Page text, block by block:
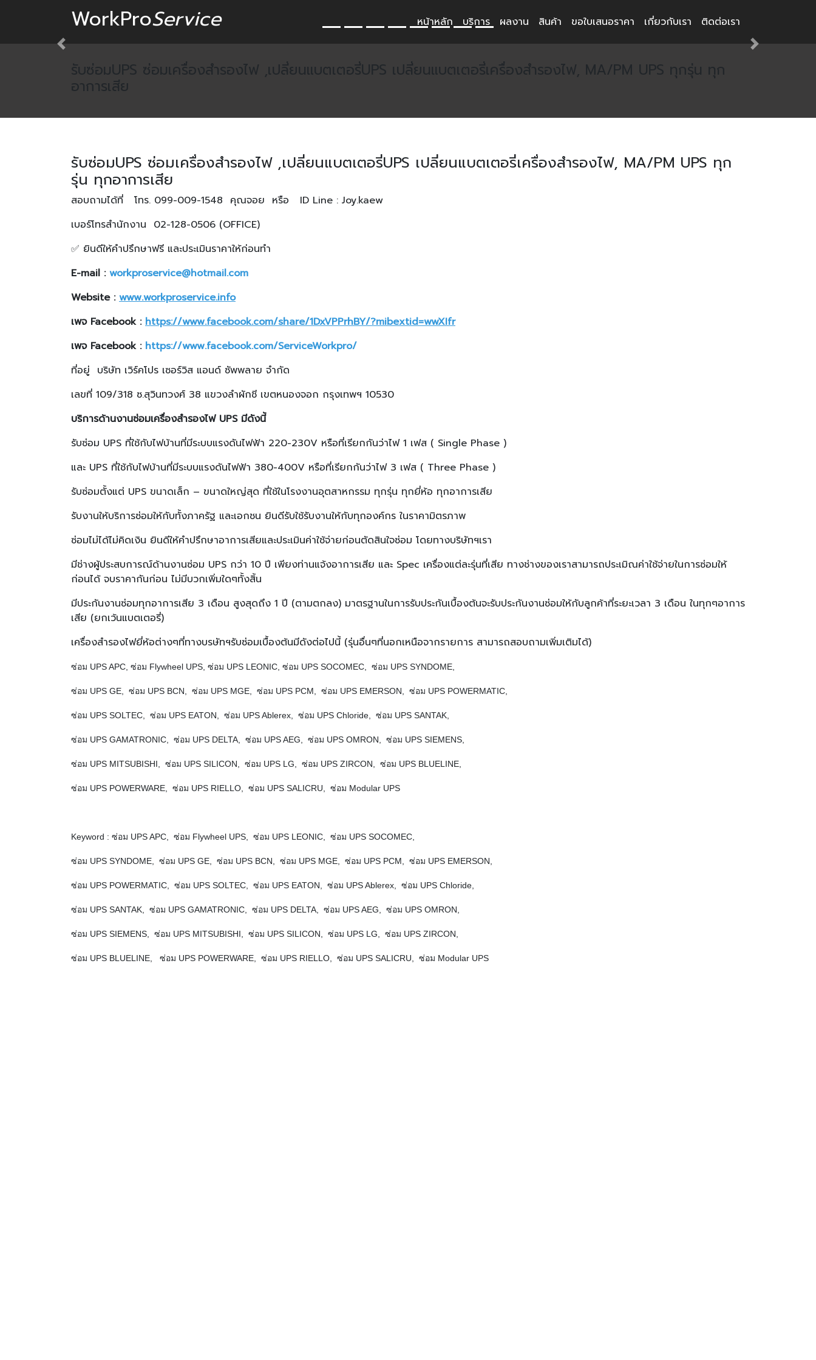
WorkProService หน้าหลัก บริการ ผลงาน สินค้า ขอใบเสนอราคา เกี่ยวกับเรา
ติดต่อเรา
Previous
Next
รับซ่อมUPS ซ่อมเครื่องสำรองไฟ ,เปลี่ยนแบตเตอรี่UPS เปลี่ยนแบตเตอรี่เครื่องสำรองไฟ, MA/PM UPS ทุกรุ่น ทุก
อาการเสีย
รับซ่อมUPS ซ่อมเครื่องสำรองไฟ ,เปลี่ยนแบตเตอรี่UPS เปลี่ยนแบตเตอรี่เครื่องสำรองไฟ, MA/PM UPS ทุก
รุ่น ทุกอาการเสีย
สอบถามได้ที่ โทร. 099-009-1548 คุณจอย หรือ ID Line : Joy.kaew
เบอร์โทรสำนักงาน 02-128-0506 (OFFICE)
✅ ยินดีให้คำปรึกษาฟรี และประเมินราคาให้ก่อนทำ
E-mail : workproservice@hotmail.com
Website : www.workproservice.info
เพจ Facebook : https://www.facebook.com/share/1DxVPPrhBY/?mibextid=wwXIfr
เพจFacebook : https://www.facebook.com/ServiceWorkpro/
ที่อยู่ บริษัท เวิร์คโปร เซอร์วิส แอนด์ ซัพพลาย จำกัด
เลขที่ 109/318 ซ.สุวินทวงศ์ 38 แขวงลำผักชี เขตหนองจอก กรุงเทพฯ 10530
บริการด้านงานซ่อมเครื่องสำรองไฟ UPS มีดังนี้
รับซ่อม UPS ที่ใช้กับไฟบ้านที่มีระบบแรงดันไฟฟ้า 220-230V หรือที่เรียกกันว่าไฟ 1 เฟส ( Single Phase )
และ UPS ที่ใช้กับไฟบ้านที่มีระบบแรงดันไฟฟ้า 380-400V หรือที่เรียกกันว่าไฟ 3 เฟส ( Three Phase )
รับซ่อมตั้งแต่ UPS ขนาดเล็ก – ขนาดใหญ่สุด ที่ใช้ในโรงงานอุตสาหกรรม ทุกรุ่น ทุกยี่ห้อ ทุกอาการเสีย
รับงานให้บริการซ่อมให้กับทั้งภาครัฐ และเอกชน ยินดีรับใช้รับงานให้กับทุกองค์กร ในราคามิตรภาพ
ซ่อมไม่ได้ไม่คิดเงิน ยินดีให้คำปรึกษาอาการเสียและประเมินค่าใช้จ่ายก่อนตัดสินใจซ่อม โดยทางบริษัทฯเรา
มีช่างผู้ประสบการณ์ด้านงานซ่อม UPS กว่า 10 ปี เพียงท่านแจ้งอาการเสีย และ Spec เครื่องแต่ละรุ่นที่เสีย ทางช่างของเราสามารถประเมิณค่าใช้จ่ายในการซ่อมให้
ก่อนได้ จบราคากันก่อน ไม่มีบวกเพิ่มใดๆทั้งสิ้น
มีประกันงานซ่อมทุกอาการเสีย 3 เดือน สูงสุดถึง 1 ปี (ตามตกลง) มาตรฐานในการรับประกันเบื้องต้นจะรับประกันงานซ่อมให้กับลูกค้าที่ระยะเวลา 3 เดือน ในทุกๆอาการ
เสีย (ยกเว้นแบตเตอรี่)
เครื่องสำรองไฟยี่ห้อต่างๆที่ทางบรษัทฯรับซ่อมเบื้องต้นมีดังต่อไปนี้ (รุ่นอื่นๆที่นอกเหนือจากรายการ สามารถสอบถามเพิ่มเติมได้)
ซ่อม UPS APC, ซ่อม Flywheel UPS, ซ่อม UPS LEONIC, ซ่อม UPS SOCOMEC, ซ่อม UPS SYNDOME,
ซ่อม UPS GE, ซ่อม UPS BCN, ซ่อม UPS MGE, ซ่อม UPS PCM, ซ่อม UPS EMERSON, ซ่อม UPS POWERMATIC,
ซ่อม UPS SOLTEC, ซ่อม UPS EATON, ซ่อม UPS Ablerex, ซ่อม UPS Chloride, ซ่อม UPS SANTAK,
ซ่อม UPS GAMATRONIC, ซ่อม UPS DELTA, ซ่อม UPS AEG, ซ่อม UPS OMRON, ซ่อม UPS SIEMENS,
ซ่อม UPS MITSUBISHI, ซ่อม UPS SILICON, ซ่อม UPS LG, ซ่อม UPS ZIRCON, ซ่อม UPS BLUELINE,
ซ่อม UPS POWERWARE, ซ่อม UPS RIELLO, ซ่อม UPS SALICRU, ซ่อม Modular UPS
Keyword : ซ่อม UPS APC, ซ่อม Flywheel UPS, ซ่อม UPS LEONIC, ซ่อม UPS SOCOMEC,
ซ่อม UPS SYNDOME, ซ่อม UPS GE, ซ่อม UPS BCN, ซ่อม UPS MGE, ซ่อม UPS PCM, ซ่อม UPS EMERSON,
ซ่อม UPS POWERMATIC, ซ่อม UPS SOLTEC, ซ่อม UPS EATON, ซ่อม UPS Ablerex, ซ่อม UPS Chloride,
ซ่อม UPS SANTAK, ซ่อม UPS GAMATRONIC, ซ่อม UPS DELTA, ซ่อม UPS AEG, ซ่อม UPS OMRON,
ซ่อม UPS SIEMENS, ซ่อม UPS MITSUBISHI, ซ่อม UPS SILICON, ซ่อม UPS LG, ซ่อม UPS ZIRCON,
ซ่อม UPS BLUELINE, ซ่อม UPS POWERWARE, ซ่อม UPS RIELLO, ซ่อม UPS SALICRU, ซ่อม Modular UPS